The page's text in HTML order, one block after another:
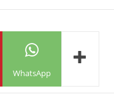
WhatsApp